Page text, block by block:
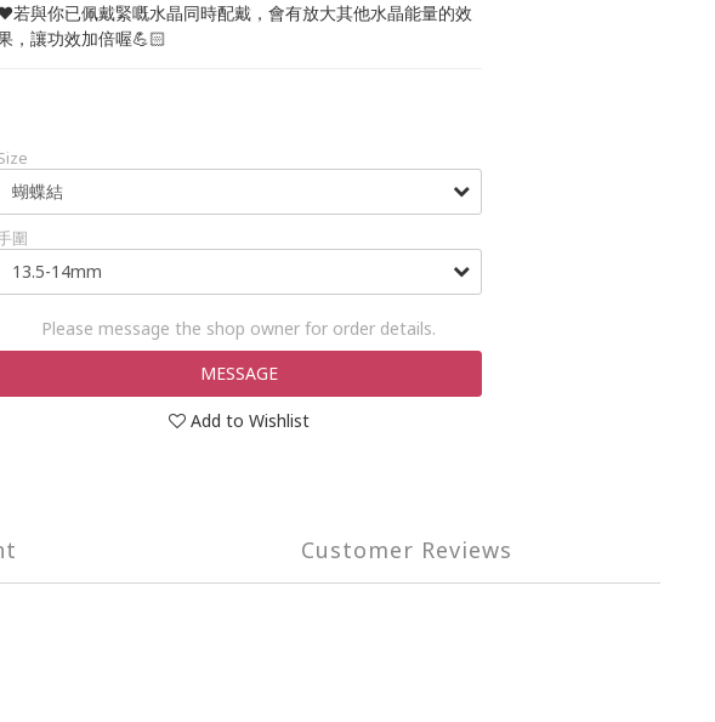
若與你已佩戴緊嘅水晶同時配戴，會有放大其他水晶能量的效
，讓功效加倍喔💪🏻
圍
Please message the shop owner for order details.
MESSAGE
Add to Wishlist
Customer Reviews